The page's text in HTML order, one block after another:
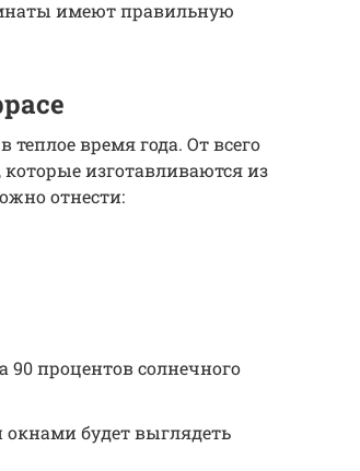
имеют правильную
время года. От всего
изготавливаются из
отнести:
процентов солнечного
будет выглядеть